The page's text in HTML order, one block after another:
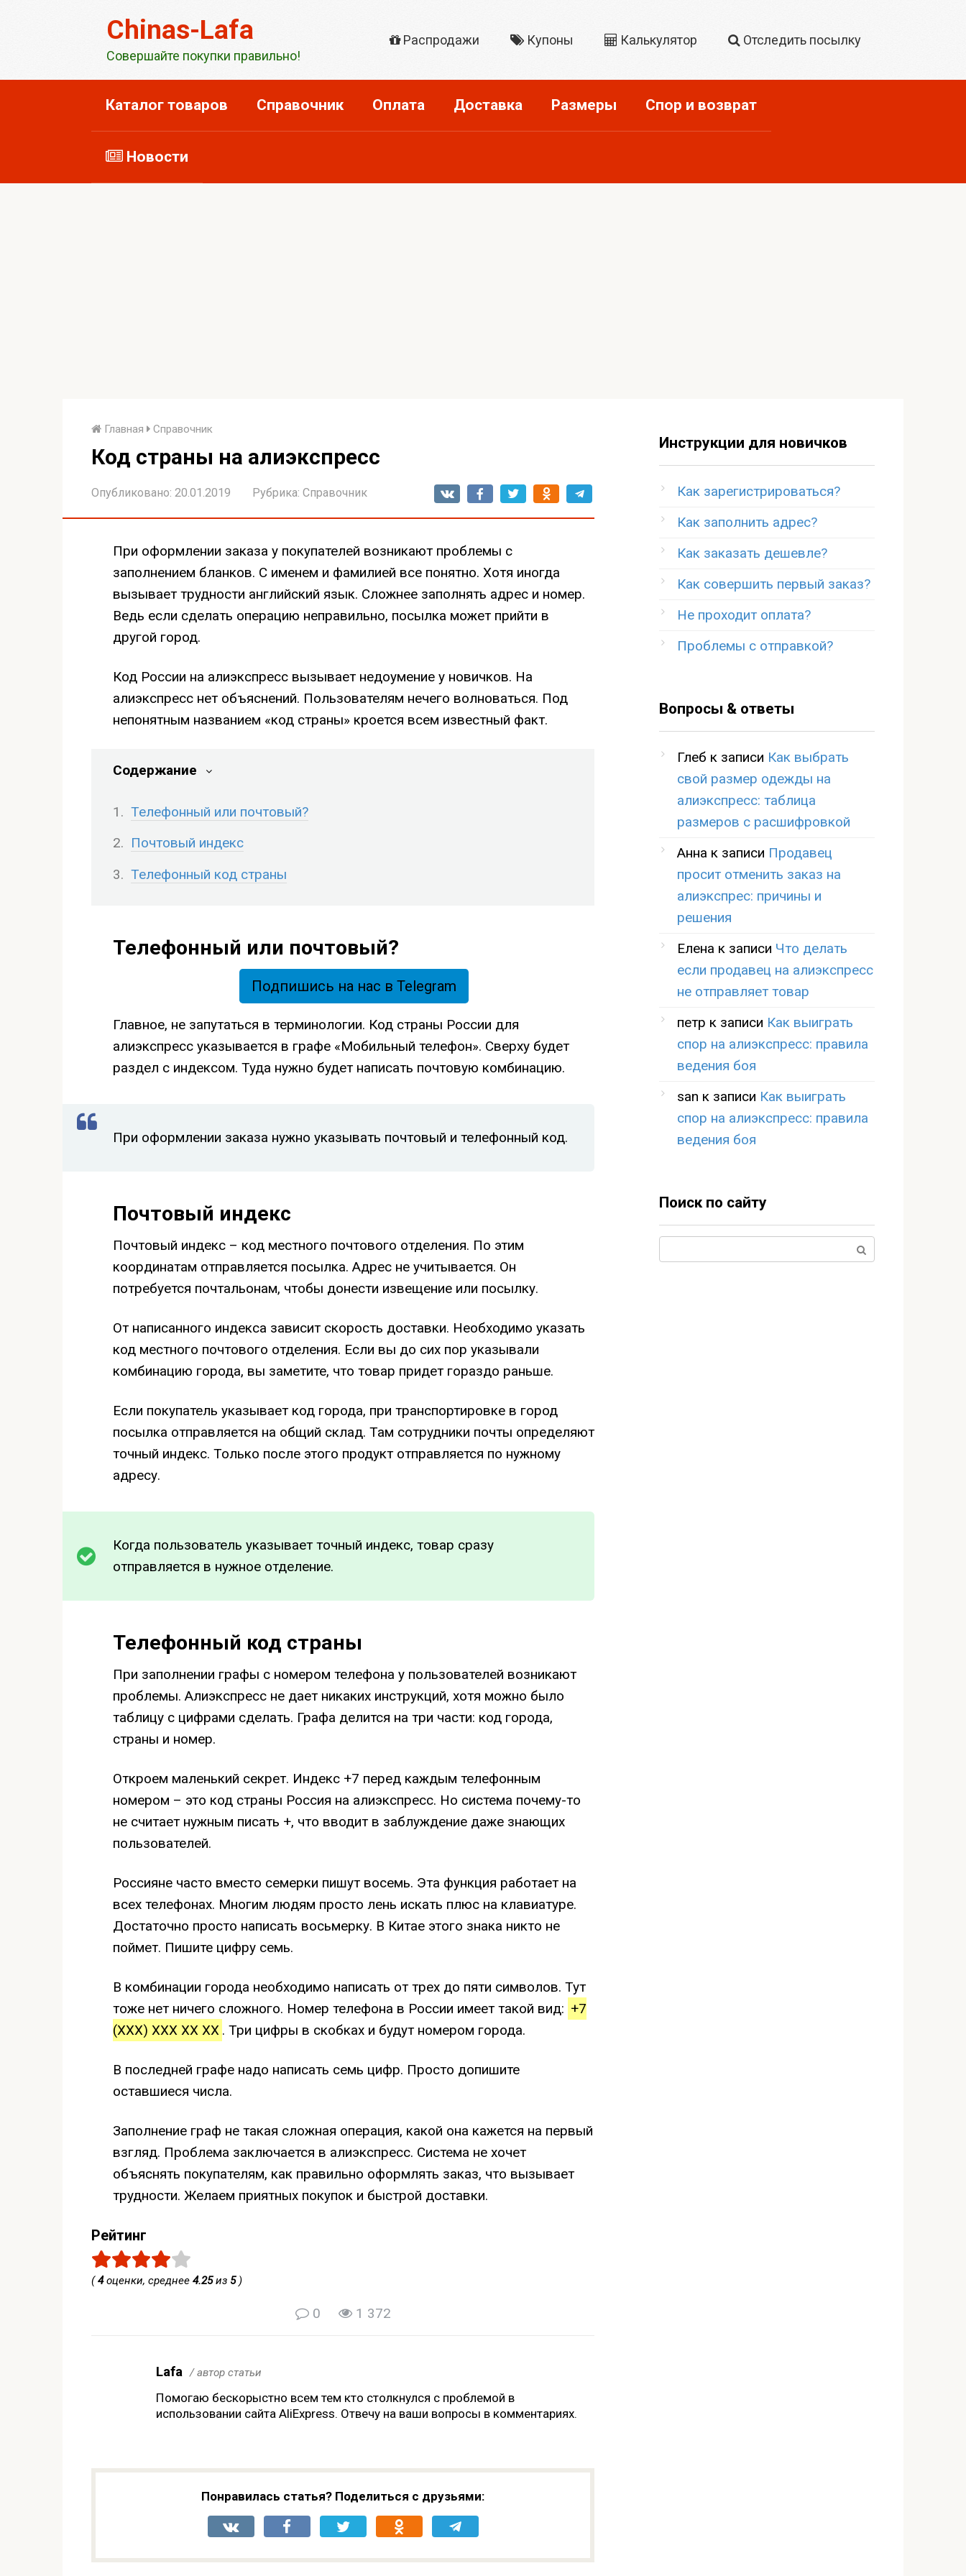
Chinas-Lafa
Совершайте покупки правильно!
Распродажи Купоны Калькулятор Отследить посылку
Каталог товаров Справочник Оплата Доставка Размеры Спор и возврат
Новости
Главная Справочник
Код страны на алиэкспресс
Опубликовано: 20.01.2019 Рубрика: Справочник
При оформлении заказа у покупателей возникают проблемы с
заполнением бланков. С именем и фамилией все понятно. Хотя иногда
вызывает трудности английский язык. Сложнее заполнять адрес и номер.
Ведь если сделать операцию неправильно, посылка может прийти в
другой город.
Код России на алиэкспресс вызывает недоумение у новичков. На
алиэкспресс нет объяснений. Пользователям нечего волноваться. Под
непонятным названием «код страны» кроется всем известный факт.
Содержание
Телефонный или почтовый?
Почтовый индекс
Телефонный код страны
Телефонный или почтовый?
Подпишись на нас в Telegram
Главное, не запутаться в терминологии. Код страны России для
алиэкспресс указывается в графе «Мобильный телефон». Сверху будет
раздел с индексом. Туда нужно будет написать почтовую комбинацию.
При оформлении заказа нужно указывать почтовый и телефонный код.
Почтовый индекс
Почтовый индекс – код местного почтового отделения. По этим
координатам отправляется посылка. Адрес не учитывается. Он
потребуется почтальонам, чтобы донести извещение или посылку.
От написанного индекса зависит скорость доставки. Необходимо указать
код местного почтового отделения. Если вы до сих пор указывали
комбинацию города, вы заметите, что товар придет гораздо раньше.
Если покупатель указывает код города, при транспортировке в город
посылка отправляется на общий склад. Там сотрудники почты определяют
точный индекс. Только после этого продукт отправляется по нужному
адресу.
Когда пользователь указывает точный индекс, товар сразу
отправляется в нужное отделение.
Телефонный код страны
При заполнении графы с номером телефона у пользователей возникают
проблемы. Алиэкспресс не дает никаких инструкций, хотя можно было
таблицу с цифрами сделать. Графа делится на три части: код города,
страны и номер.
Откроем маленький секрет. Индекс +7 перед каждым телефонным
номером – это код страны Россия на алиэкспресс. Но система почему-то
не считает нужным писать +, что вводит в заблуждение даже знающих
пользователей.
Россияне часто вместо семерки пишут восемь. Эта функция работает на
всех телефонах. Многим людям просто лень искать плюс на клавиатуре.
Достаточно просто написать восьмерку. В Китае этого знака никто не
поймет. Пишите цифру семь.
В комбинации города необходимо написать от трех до пяти символов. Тут
тоже нет ничего сложного. Номер телефона в России имеет такой вид: +7
(XXX) XXX XX XX . Три цифры в скобках и будут номером города.
В последней графе надо написать семь цифр. Просто допишите
оставшиеся числа.
Заполнение граф не такая сложная операция, какой она кажется на первый
взгляд. Проблема заключается в алиэкспресс. Система не хочет
объяснять покупателям, как правильно оформлять заказ, что вызывает
трудности. Желаем приятных покупок и быстрой доставки.
Рейтинг
(4оценки, среднее 4.25из 5)
0 1 372
Lafa / автор статьи
Помогаю бескорыстно всем тем кто столкнулся с проблемой в
использовании сайта AliExpress. Отвечу на ваши вопросы в комментариях.
Понравилась статья? Поделиться с друзьями:
Инструкции для новичков
Как зарегистрироваться?
Как заполнить адрес?
Как заказать дешевле?
Как совершить первый заказ?
Не проходит оплата?
Проблемы с отправкой?
Вопросы & ответы
Глеб к записи Как выбрать
свой размер одежды на
алиэкспресс: таблица
размеров с расшифровкой
Анна к записи Продавец
просит отменить заказ на
алиэкспрес: причины и
решения
Елена к записи Что делать
если продавец на алиэкспресс
не отправляет товар
петр к записи Как выиграть
спор на алиэкспресс: правила
ведения боя
san к записи Как выиграть
спор на алиэкспресс: правила
ведения боя
Поиск по сайту